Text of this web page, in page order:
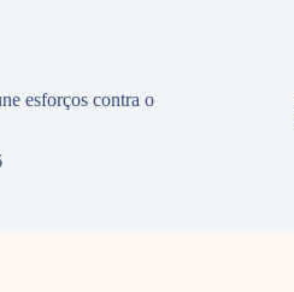
esforços contra o